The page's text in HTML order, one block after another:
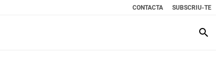
CONTACTA SUBSCRIU-TE
search